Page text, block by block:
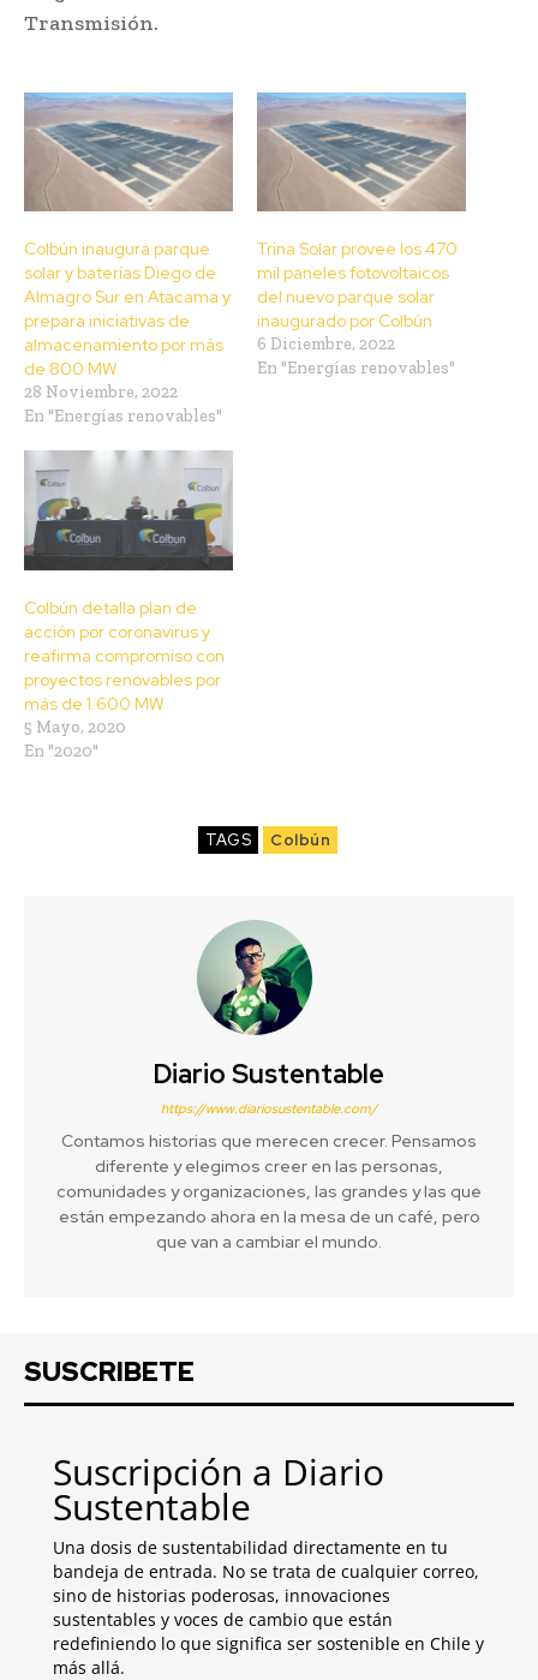
Transmisión.
Colbún inaugura parque
solar y baterías Diego de
Almagro Sur en Atacama y
prepara iniciativas de
almacenamiento por más
de 800 MW
28 Noviembre, 2022
En "Energías renovables"
Trina Solar provee los 470
mil paneles fotovoltaicos
del nuevo parque solar
inaugurado por Colbún
6 Diciembre, 2022
En "Energías renovables"
Colbún detalla plan de
acción por coronavirus y
reafirma compromiso con
proyectos renovables por
más de 1.600 MW
5 Mayo, 2020
En "2020"
TAGS Colbún
Diario Sustentable
https://www.diariosustentable.com/
Contamos historias que merecen crecer. Pensamos
diferente y elegimos creer en las personas,
comunidades y organizaciones, las grandes y las que
están empezando ahora en la mesa de un café, pero
que van a cambiar el mundo.
SUSCRIBETE
Suscripción a Diario
Sustentable
Una dosis de sustentabilidad directamente en tu
bandeja de entrada. No se trata de cualquier correo,
sino de historias poderosas, innovaciones
sustentables y voces de cambio que están
redefiniendo lo que significa ser sostenible en Chile y
más allá.